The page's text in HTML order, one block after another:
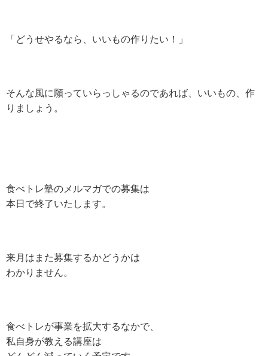
「どうせやるなら、いいもの作りたい！」
そんな風に願っていらっしゃるのであれば、 いいもの、作
りましょう。
食べトレ塾のメルマガでの募集は
本日で終了いたします。
来月はまた募集するかどうかは
わかりません。
食べトレが事業を拡大するなかで、
私自身が教える講座は